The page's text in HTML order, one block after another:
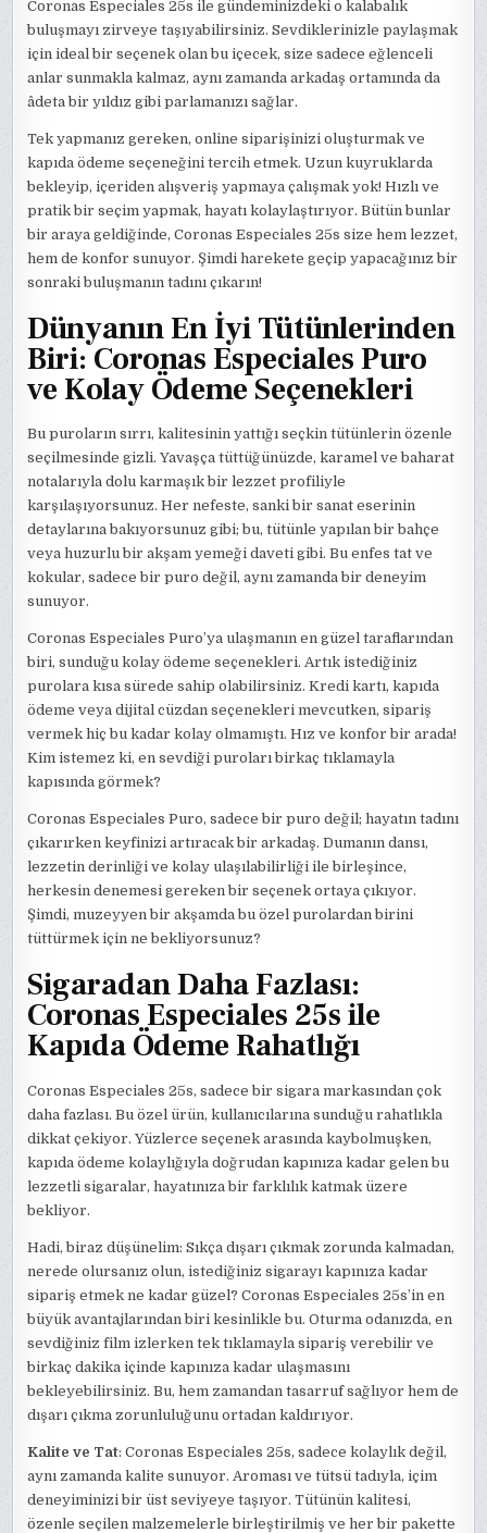
Coronas Especiales 25s ile gündeminizdeki o kalabalık
buluşmayı zirveye taşıyabilirsiniz. Sevdiklerinizle paylaşmak
için ideal bir seçenek olan bu içecek, size sadece eğlenceli
anlar sunmakla kalmaz, aynı zamanda arkadaş ortamında da
âdeta bir yıldız gibi parlamanızı sağlar.
Tek yapmanız gereken, online siparişinizi oluşturmak ve
kapıda ödeme seçeneğini tercih etmek. Uzun kuyruklarda
bekleyip, içeriden alışveriş yapmaya çalışmak yok! Hızlı ve
pratik bir seçim yapmak, hayatı kolaylaştırıyor. Bütün bunlar
bir araya geldiğinde, Coronas Especiales 25s size hem lezzet,
hem de konfor sunuyor. Şimdi harekete geçip yapacağınız bir
sonraki buluşmanın tadını çıkarın!
Dünyanın En İyi Tütünlerinden
Biri: Coronas Especiales Puro
ve Kolay Ödeme Seçenekleri
Bu puroların sırrı, kalitesinin yattığı seçkin tütünlerin özenle
seçilmesinde gizli. Yavaşça tüttüğünüzde, karamel ve baharat
notalarıyla dolu karmaşık bir lezzet profiliyle
karşılaşıyorsunuz. Her nefeste, sanki bir sanat eserinin
detaylarına bakıyorsunuz gibi; bu, tütünle yapılan bir bahçe
veya huzurlu bir akşam yemeği daveti gibi. Bu enfes tat ve
kokular, sadece bir puro değil, aynı zamanda bir deneyim
sunuyor.
Coronas Especiales Puro’ya ulaşmanın en güzel taraflarından
biri, sunduğu kolay ödeme seçenekleri. Artık istediğiniz
purolara kısa sürede sahip olabilirsiniz. Kredi kartı, kapıda
ödeme veya dijital cüzdan seçenekleri mevcutken, sipariş
vermek hiç bu kadar kolay olmamıştı. Hız ve konfor bir arada!
Kim istemez ki, en sevdiği puroları birkaç tıklamayla
kapısında görmek?
Coronas Especiales Puro, sadece bir puro değil; hayatın tadını
çıkarırken keyfinizi artıracak bir arkadaş. Dumanın dansı,
lezzetin derinliği ve kolay ulaşılabilirliği ile birleşince,
herkesin denemesi gereken bir seçenek ortaya çıkıyor.
Şimdi, muzeyyen bir akşamda bu özel purolardan birini
tüttürmek için ne bekliyorsunuz?
Sigaradan Daha Fazlası:
Coronas Especiales 25s ile
Kapıda Ödeme Rahatlığı
Coronas Especiales 25s, sadece bir sigara markasından çok
daha fazlası. Bu özel ürün, kullanıcılarına sunduğu rahatlıkla
dikkat çekiyor. Yüzlerce seçenek arasında kaybolmuşken,
kapıda ödeme kolaylığıyla doğrudan kapınıza kadar gelen bu
lezzetli sigaralar, hayatınıza bir farklılık katmak üzere
bekliyor.
Hadi, biraz düşünelim: Sıkça dışarı çıkmak zorunda kalmadan,
nerede olursanız olun, istediğiniz sigarayı kapınıza kadar
sipariş etmek ne kadar güzel? Coronas Especiales 25s’in en
büyük avantajlarından biri kesinlikle bu. Oturma odanızda, en
sevdiğiniz film izlerken tek tıklamayla sipariş verebilir ve
birkaç dakika içinde kapınıza kadar ulaşmasını
bekleyebilirsiniz. Bu, hem zamandan tasarruf sağlıyor hem de
dışarı çıkma zorunluluğunu ortadan kaldırıyor.
Kalite ve Tat: Coronas Especiales 25s, sadece kolaylık değil,
aynı zamanda kalite sunuyor. Aroması ve tütsü tadıyla, içim
deneyiminizi bir üst seviyeye taşıyor. Tütünün kalitesi,
özenle seçilen malzemelerle birleştirilmiş ve her bir pakette